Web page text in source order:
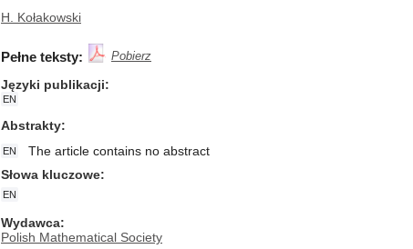
H. Kołakowski
Pełne teksty: Pobierz
Języki publikacji
EN
Abstrakty
EN
The article contains no abstract
Słowa kluczowe
EN
Wydawca
Polish Mathematical Society